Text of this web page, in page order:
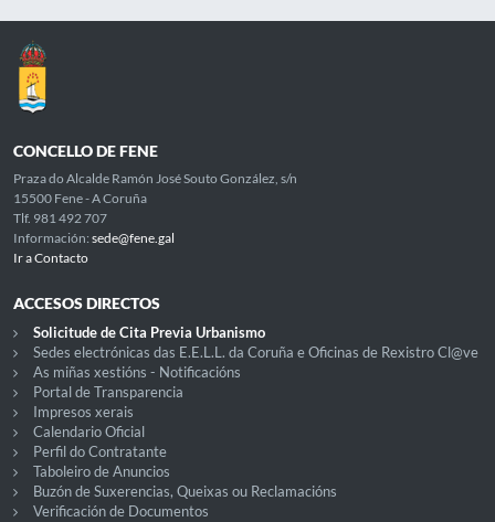
CONCELLO DE FENE
Praza do Alcalde Ramón José Souto González, s/n
15500 Fene - A Coruña
Tlf. 981 492 707
Información: sede@fene.gal
Ir a Contacto
ACCESOS DIRECTOS
Solicitude de Cita Previa Urbanismo
Sedes electrónicas das E.E.L.L. da Coruña e Oficinas de Rexistro Cl@ve
As miñas xestións - Notificacións
Portal de Transparencia
Impresos xerais
Calendario Oficial
Perfil do Contratante
Taboleiro de Anuncios
Buzón de Suxerencias, Queixas ou Reclamacións
Verificación de Documentos